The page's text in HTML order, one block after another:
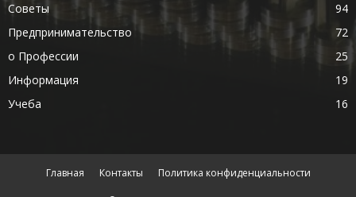
Советы
94
Предпринимательство
72
о Профессии
25
Информация
19
Учеба
16
Главная Контакты Политика конфиденциальности